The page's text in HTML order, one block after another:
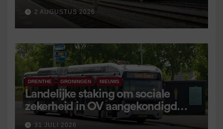
2 AUGUSTUS 2026
DRENTHE GRONINGEN NIEUWS
Landelijke staking om sociale
zekerheid in OV aangekondigd
voor 9 september
31 JULI 2026